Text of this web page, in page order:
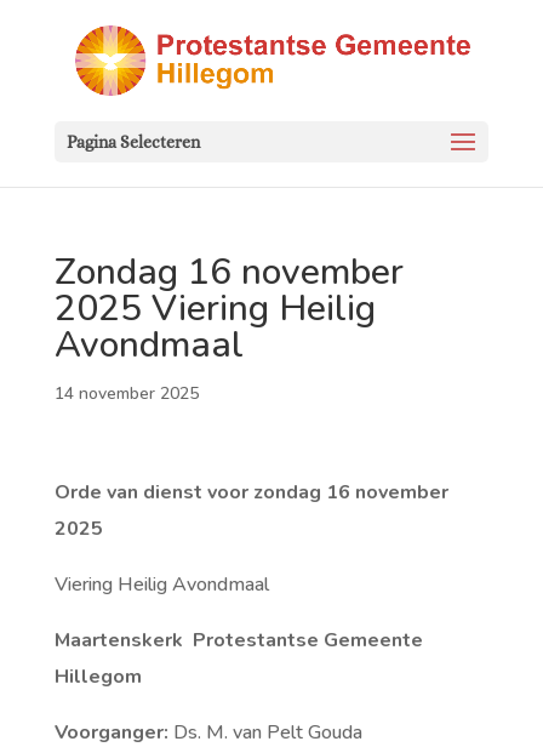
Pagina Selecteren
Zondag 16 november
2025 Viering Heilig
Avondmaal
14 november 2025
Orde van dienst voor zondag 16 november
2025
Viering Heilig Avondmaal
Maartenskerk Protestantse Gemeente
Hillegom
Voorganger: Ds. M. van Pelt Gouda